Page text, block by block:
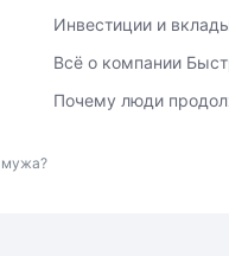
Инвестиции и
Всё о компании
Почему люди
мужа?